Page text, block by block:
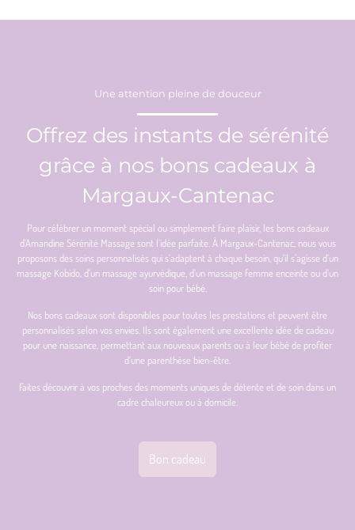
Une attention pleine de douceur
Offrez des instants de sérénité
grâce à nos bons cadeaux à
Margaux-Cantenac
Pour célébrer un moment spécial ou simplement faire plaisir, les bons cadeaux
d’Amandine Sérénité Massage sont l’idée parfaite. À Margaux-Cantenac, nous vous
proposons des soins personnalisés qui s’adaptent à chaque besoin, qu’il s’agisse d’un
massage Kobido, d’un massage ayurvédique, d’un massage femme enceinte ou d’un
soin pour bébé.
Nos bons cadeaux sont disponibles pour toutes les prestations et peuvent être
personnalisés selon vos envies. Ils sont également une excellente idée de cadeau
pour une naissance, permettant aux nouveaux parents ou à leur bébé de profiter
d’une parenthèse bien-être.
Faites découvrir à vos proches des moments uniques de détente et de soin dans un
cadre chaleureux ou à domicile.
Bon cadeau